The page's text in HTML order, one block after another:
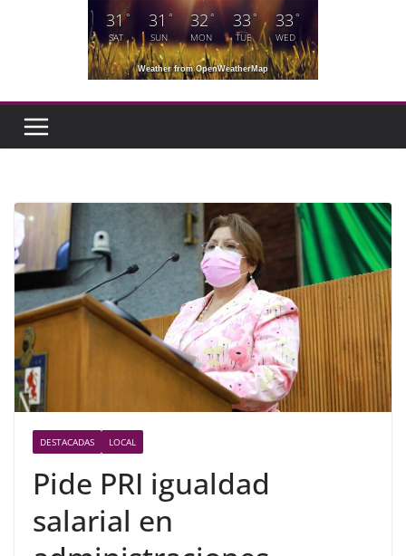
31°
SAT
31 °
SUN
32°
MON
33 °
TUE
33 °
WED
Weather from OpenWeatherMap
DESTACADAS LOCAL
Pide PRI igualdad
salarial en